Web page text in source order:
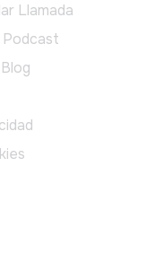
Llamada
Podcast
Blog